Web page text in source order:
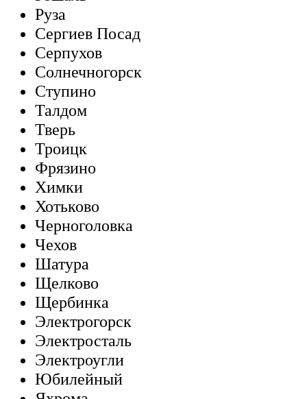
Руза
Сергиев Посад
Серпухов
Солнечногорск
Ступино
Талдом
Тверь
Троицк
Фрязино
Химки
Хотьково
Черноголовка
Чехов
Шатура
Щелково
Щербинка
Электрогорск
Электросталь
Электроугли
Юбилейный